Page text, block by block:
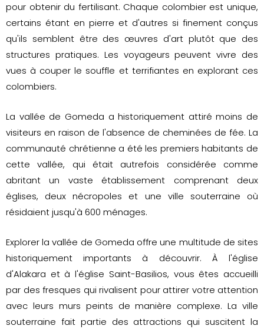
pour obtenir du fertilisant. Chaque colombier est unique,
certains étant en pierre et d'autres si finement conçus
qu'ils semblent être des œuvres d'art plutôt que des
structures pratiques. Les voyageurs peuvent vivre des
vues à couper le souffle et terrifiantes en explorant ces
colombiers.
La vallée de Gomeda a historiquement attiré moins de
visiteurs en raison de l'absence de cheminées de fée. La
communauté chrétienne a été les premiers habitants de
cette vallée, qui était autrefois considérée comme
abritant un vaste établissement comprenant deux
églises, deux nécropoles et une ville souterraine où
résidaient jusqu'à 600 ménages.
Explorer la vallée de Gomeda offre une multitude de sites
historiquement importants à découvrir. À l'église
d'Alakara et à l'église Saint-Basilios, vous êtes accueilli
par des fresques qui rivalisent pour attirer votre attention
avec leurs murs peints de manière complexe. La ville
souterraine fait partie des attractions qui suscitent la